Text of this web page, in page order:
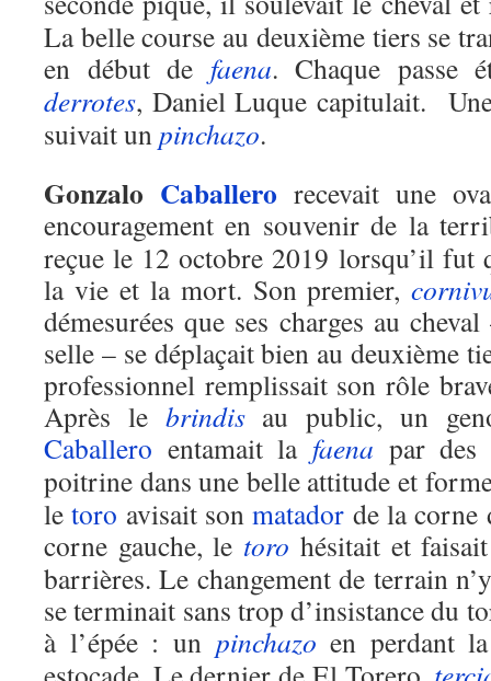
La belle course au deuxième tiers se
en début de faena. Chaque passe
derrotes, Daniel Luque capitulait.
suivait unpinchazo.
Gonzalo Caballero recevait une
encouragement en souvenir de la
reçue le 12 octobre 2019 lorsqu’il fut
la vie et la mort. Son premier,
démesurées que ses charges au
selle – se déplaçait bien au deuxième
professionnel remplissait son rôle
Après le brindisau public, un
Caballero entamait la faena par des
poitrine dans une belle attitude et
letoro avisait sonmatador de la corne
corne gauche, le toro hésitait et
barrières. Le changement de terrain
se terminait sans trop d’insistance du
à l’épée : un pinchazo en perdant